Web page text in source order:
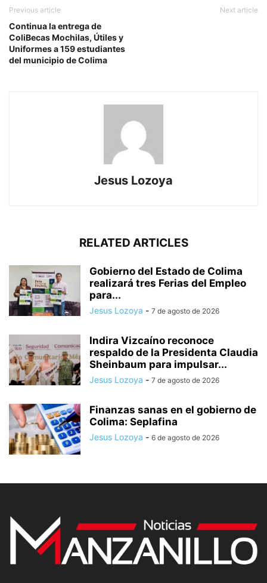
Previous article
Continua la entrega de
ColiBecas Mochilas, Útiles y
Uniformes a 159 estudiantes
del municipio de Colima
Next article
Jesus Lozoya
RELATED ARTICLES
Gobierno del Estado de Colima
realizará tres Ferias del Empleo
para...
Jesus Lozoya - 7 de agosto de 2026
Indira Vizcaíno reconoce
respaldo de la Presidenta Claudia
Sheinbaum para impulsar...
Jesus Lozoya - 7 de agosto de 2026
Finanzas sanas en el gobierno de
Colima: Seplafina
Jesus Lozoya - 6 de agosto de 2026